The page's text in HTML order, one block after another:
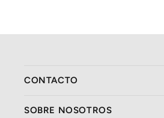
CONTACTO
SOBRE NOSOTROS